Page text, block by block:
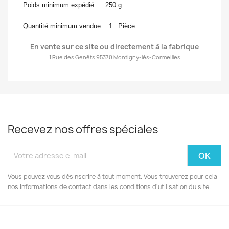
Poids minimum expédié
250 g
Quantité minimum vendue 1 Pièce
En vente sur ce site ou directement à la fabrique
1 Rue des Genêts 95370 Montigny-lès-Cormeilles
Recevez nos offres spéciales
Vous pouvez vous désinscrire à tout moment. Vous trouverez pour cela
nos informations de contact dans les conditions d'utilisation du site.